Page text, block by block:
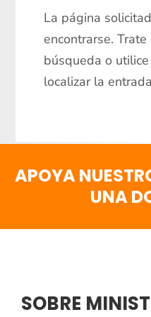
La página
encontrarse.
búsqueda o
localizar la
APOYA
UNA
SOBRE